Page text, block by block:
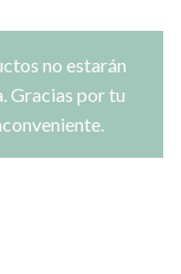
no estarán
Gracias por tu